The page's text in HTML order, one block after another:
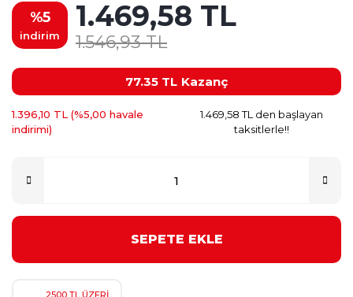
%5
indirim
1.469,58 TL
1.546,93 TL
77.35 TL Kazanç
1.396,10 TL (%5,00 havale
indirimi)
1.469,58 TL den başlayan
taksitlerle!!
SEPETE EKLE
2500 TL ÜZERİ